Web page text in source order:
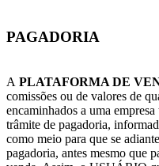
PAGADORIA
A PLATAFORMA DE
comissões ou de valores de
encaminhados a uma
trâmite de pagadoria,
como meio para que se
pagadoria, antes mesmo que